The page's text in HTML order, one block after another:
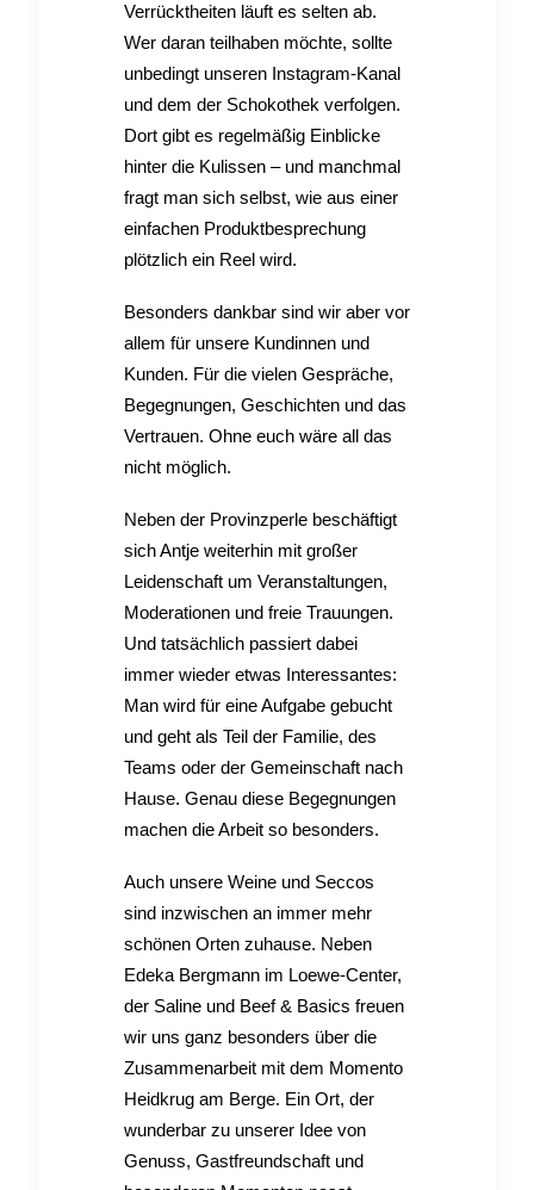
Verrücktheiten läuft es selten ab.
Wer daran teilhaben möchte, sollte
unbedingt unseren Instagram-Kanal
und dem der Schokothek verfolgen.
Dort gibt es regelmäßig Einblicke
hinter die Kulissen – und manchmal
fragt man sich selbst, wie aus einer
einfachen Produktbesprechung
plötzlich ein Reel wird.
Besonders dankbar sind wir aber vor
allem für unsere Kundinnen und
Kunden. Für die vielen Gespräche,
Begegnungen, Geschichten und das
Vertrauen. Ohne euch wäre all das
nicht möglich.
Neben der Provinzperle beschäftigt
sich Antje weiterhin mit großer
Leidenschaft um Veranstaltungen,
Moderationen und freie Trauungen.
Und tatsächlich passiert dabei
immer wieder etwas Interessantes:
Man wird für eine Aufgabe gebucht
und geht als Teil der Familie, des
Teams oder der Gemeinschaft nach
Hause. Genau diese Begegnungen
machen die Arbeit so besonders.
Auch unsere Weine und Seccos
sind inzwischen an immer mehr
schönen Orten zuhause. Neben
Edeka Bergmann im Loewe-Center,
der Saline und Beef & Basics freuen
wir uns ganz besonders über die
Zusammenarbeit mit dem Momento
Heidkrug am Berge. Ein Ort, der
wunderbar zu unserer Idee von
Genuss, Gastfreundschaft und